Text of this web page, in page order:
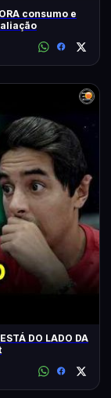
consumo e
DO LADO DA